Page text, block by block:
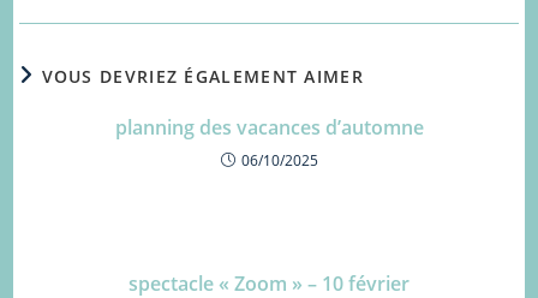
VOUS DEVRIEZ ÉGALEMENT AIMER
planning des vacances d’automne
06/10/2025
spectacle « Zoom » – 10 février